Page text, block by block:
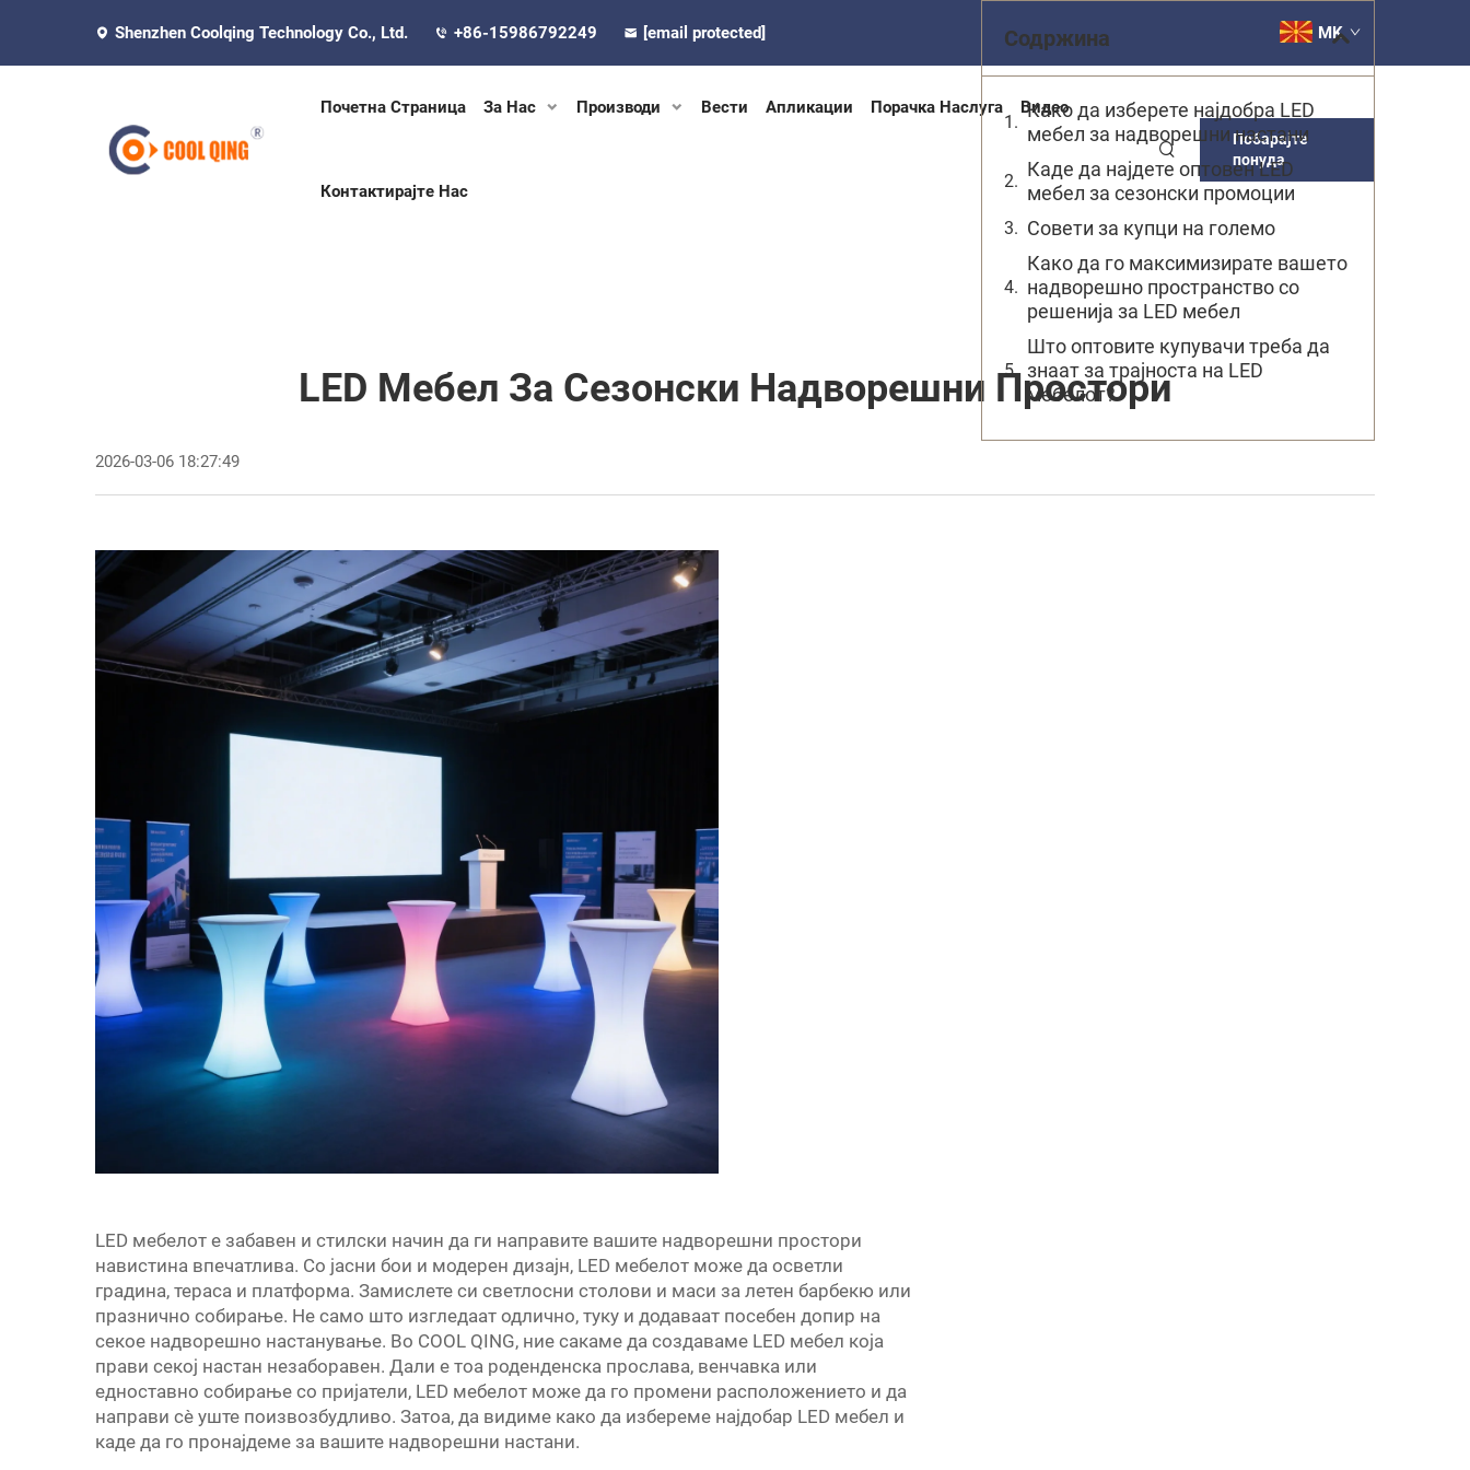
Shenzhen Coolqing Technology Co., Ltd. +86-15986792249 [email protected] MK
Почетна Страница За Нас Производи Вести Апликации Порачка Наслуга Видео
Контактирајте Нас
Побарајте
понуда
LED Мебел За Сезонски Надворешни Простори
2026-03-06 18:27:49
LED мебелот е забавен и стилски начин да ги направите вашите надворешни простори
навистина впечатлива. Со јасни бои и модерен дизајн, LED мебелот може да осветли
градина, тераса и платформа. Замислете си светлосни столови и маси за летен барбекю или
празнично собирање. Не само што изгледаат одлично, туку и додаваат посебен допир на
секое надворешно настанување. Во COOL QING, ние сакаме да создаваме LED мебел која
прави секој настан незаборавен. Дали е тоа роденденска прослава, венчавка или
едноставно собирање со пријатели, LED мебелот може да го промени расположението и да
направи сè уште поизвозбудливо. Затоа, да видиме како да избереме најдобар LED мебел и
каде да го пронајдеме за вашите надворешни настани.
Содржина
Како да изберете најдобра LED
мебел за надворешни настани
Каде да најдете оптовен LED
мебел за сезонски промоции
Совети за купци на големо
Како да го максимизирате вашето
надворешно пространство со
решенија за LED мебел
Што оптовите купувачи треба да
знаат за трајноста на LED
мебелот?